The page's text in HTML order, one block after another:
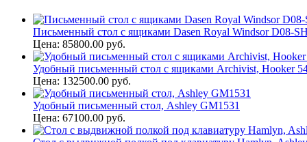
Письменный стол с ящиками Dasen Royal Windsor D08-SH
Цена: 85800.00 руб.
Удобный письменный стол с ящиками Archivist, Hooker
Цена: 132500.00 руб.
Удобный письменный стол, Ashley GM1531
Цена: 67100.00 руб.